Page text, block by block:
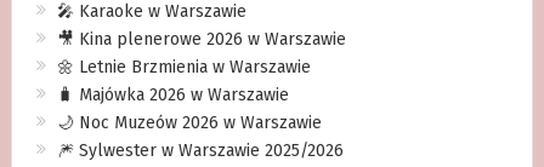
🎤 Karaoke w Warszawie
🎥 Kina plenerowe 2026 w Warszawie
🌼 Letnie Brzmienia w Warszawie
🧳 Majówka 2026 w Warszawie
🌙 Noc Muzeów 2026 w Warszawie
🎆 Sylwester w Warszawie 2025/2026